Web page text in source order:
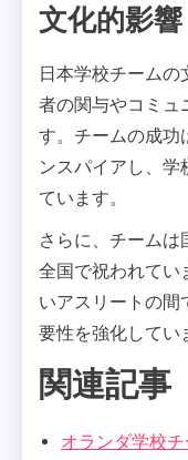
文化的影響
日本学校チーム
者の関与やコミュ
す。チームの成功
ンスパイアし、学
ています。
さらに、チームは
全国で祝われてい
いアスリートの間
要性を強化してい
関連記事
オランダ学校